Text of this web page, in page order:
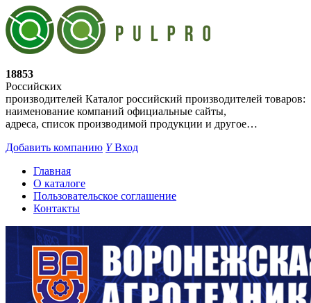
18853
Российских
производителей Каталог российский производителей товаров:
наименование компаний официальные сайты,
адреса, список производимой продукции и другое…
Добавить компанию YВход
Главная
О каталоге
Пользовательское соглашение
Контакты